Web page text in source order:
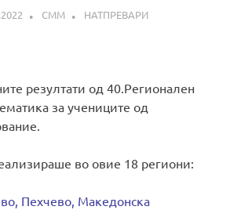
СММ НАТПРЕВАРИ
резултати од 40.Регионален
за учениците од
во овие 18 региони:
Пехчево, Македонска